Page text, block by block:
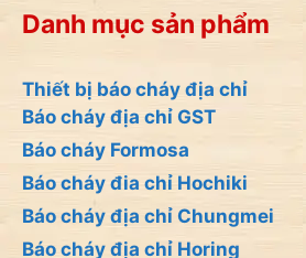
Danh mục sản phẩm
Thiết bị báo cháy địa chỉ
Báo cháy địa chỉ GST
Báo cháy Formosa
Báo cháy đia chỉ Hochiki
Báo cháy địa chỉ Chungmei
Báo cháy địa chỉ Horing